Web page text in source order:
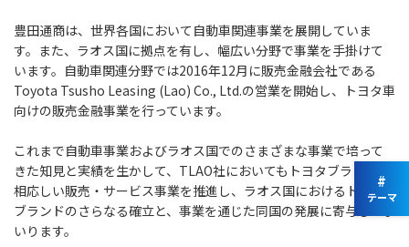
豊田通商は、世界各国において自動車関連事業を展開していま
す。また、ラオス国に拠点を有し、幅広い分野で事業を手掛けて
います。自動車関連分野では2016年12月に販売金融会社である
Toyota Tsusho Leasing (Lao) Co., Ltd.の営業を開始し、トヨタ車
向けの販売金融事業を行っています。
これまで自動車事業およびラオス国でのさまざまな事業で培って
きた知見と実績を生かして、TLAO社においてもトヨタブランドに
相応しい販売・サービス事業を推進し、ラオス国におけるトヨタ
ブランドのさらなる確立と、事業を通じた同国の発展に寄与してま
いります。
#
テーマ